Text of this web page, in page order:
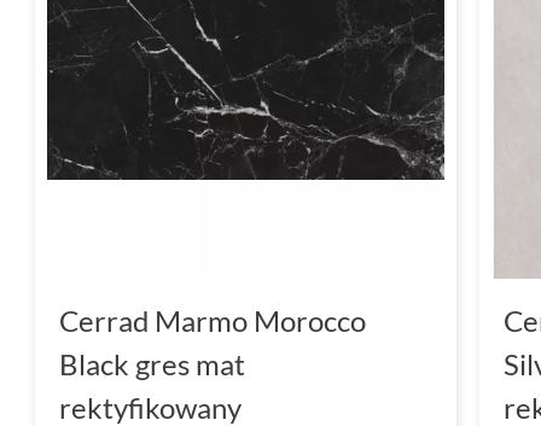
Cerrad Marmo Morocco
Black gres mat
rektyfikowany